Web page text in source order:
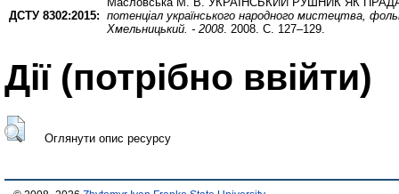
ДСТУ 8302:2015: потенціал українського народного мистецтва,
Хмельницький. - 2008. 2008. С. 127–129.
Дії ​​(потрібно ввійти)
Оглянути опис ресурсу